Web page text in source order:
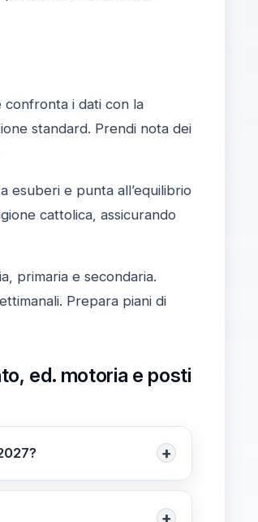
confronta i dati con la
standard. Prendi nota dei
esuberi e punta all’equilibrio
cattolica, assicurando
primaria e secondaria.
Prepara piani di
ed. motoria e posti
+
Regioni per adeguarsi alle
formativa e progetti
+